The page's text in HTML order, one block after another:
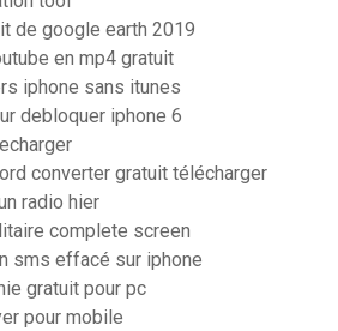
de google earth 2019
en mp4 gratuit
iphone sans itunes
debloquer iphone 6
converter gratuit télécharger
radio hier
complete screen
sms effacé sur iphone
gratuit pour pc
pour mobile